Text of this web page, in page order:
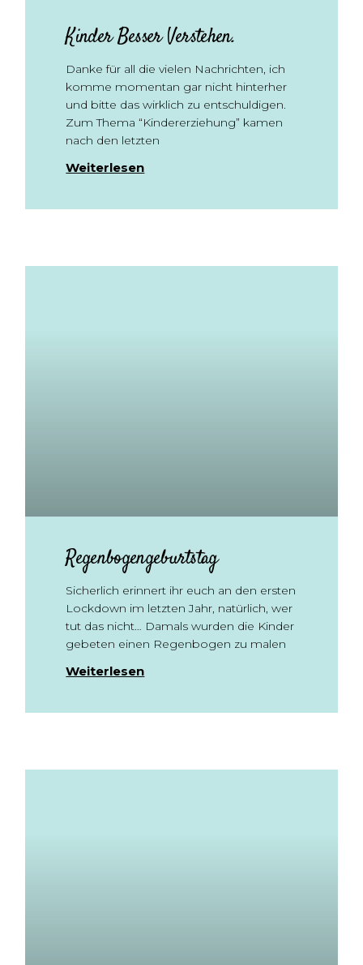
Kinder Besser Verstehen.
Danke für all die vielen Nachrichten, ich
komme momentan gar nicht hinterher
und bitte das wirklich zu entschuldigen.
Zum Thema “Kindererziehung” kamen
nach den letzten
Weiterlesen
Regenbogengeburtstag
Sicherlich erinnert ihr euch an den ersten
Lockdown im letzten Jahr, natürlich, wer
tut das nicht… Damals wurden die Kinder
gebeten einen Regenbogen zu malen
Weiterlesen